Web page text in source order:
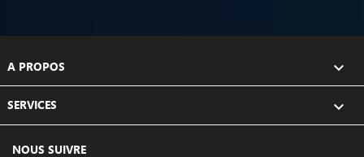
A PROPOS 
SERVICES 
NOUS SUIVRE